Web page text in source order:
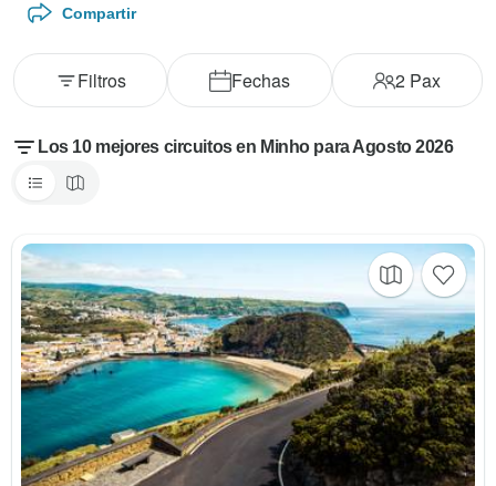
Compartir
Fechas 2 Pax
Filtros
Los 10 mejores circuitos en Minho para Agosto 2026